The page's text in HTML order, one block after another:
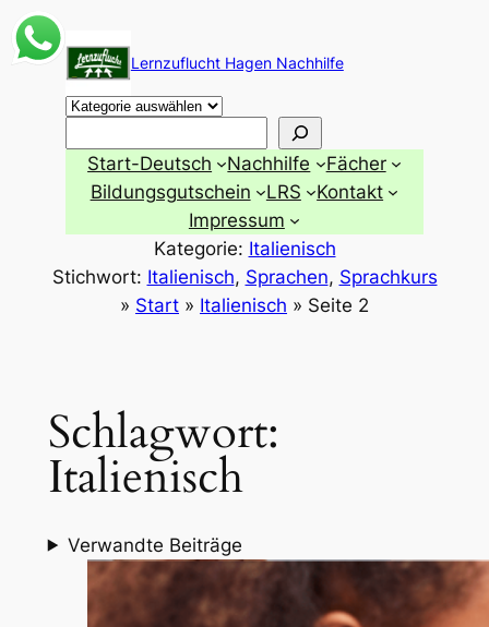
Zum
Inhalt
springen
Lernzuflucht Hagen Nachhilfe
Start-Deutsch Nachhilfe
Fächer
Bildungsgutschein
LRS
Kontakt
Impressum
Kategorie: Italienisch
Stichwort: Italienisch, Sprachen, Sprachkurs
» Start » Italienisch » Seite 2
Schlagwort:
Italienisch
Verwandte Beiträge